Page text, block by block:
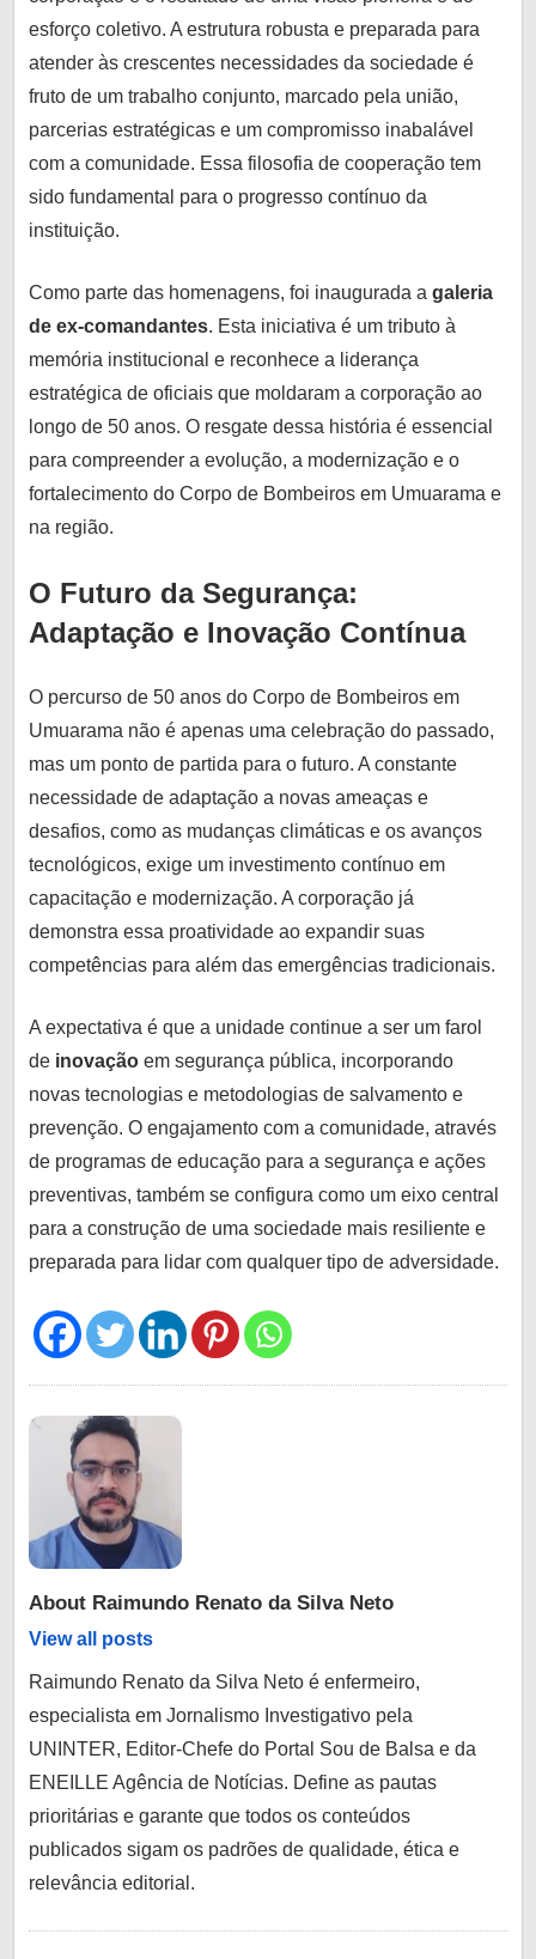
esforço coletivo. A estrutura robusta e preparada para
atender às crescentes necessidades da sociedade é
fruto de um trabalho conjunto, marcado pela união,
parcerias estratégicas e um compromisso inabalável
com a comunidade. Essa filosofia de cooperação tem
sido fundamental para o progresso contínuo da
instituição.
Como parte das homenagens, foi inaugurada a galeria
de ex-comandantes. Esta iniciativa é um tributo à
memória institucional e reconhece a liderança
estratégica de oficiais que moldaram a corporação ao
longo de 50 anos. O resgate dessa história é essencial
para compreender a evolução, a modernização e o
fortalecimento do Corpo de Bombeiros em Umuarama e
na região.
O Futuro da Segurança:
Adaptação e Inovação Contínua
O percurso de 50 anos do Corpo de Bombeiros em
Umuarama não é apenas uma celebração do passado,
mas um ponto de partida para o futuro. A constante
necessidade de adaptação a novas ameaças e
desafios, como as mudanças climáticas e os avanços
tecnológicos, exige um investimento contínuo em
capacitação e modernização. A corporação já
demonstra essa proatividade ao expandir suas
competências para além das emergências tradicionais.
A expectativa é que a unidade continue a ser um farol
de inovação em segurança pública, incorporando
novas tecnologias e metodologias de salvamento e
prevenção. O engajamento com a comunidade, através
de programas de educação para a segurança e ações
preventivas, também se configura como um eixo central
para a construção de uma sociedade mais resiliente e
preparada para lidar com qualquer tipo de adversidade.
About Raimundo Renato da Silva Neto
View all posts
Raimundo Renato da Silva Neto é enfermeiro,
especialista em Jornalismo Investigativo pela
UNINTER, Editor-Chefe do Portal Sou de Balsa e da
ENEILLE Agência de Notícias. Define as pautas
prioritárias e garante que todos os conteúdos
publicados sigam os padrões de qualidade, ética e
relevância editorial.